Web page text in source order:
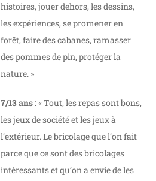
histoires, jouer dehors, les dessins,
les expériences, se promener en
forêt, faire des cabanes, ramasser
des pommes de pin, protéger la
nature. »
7/13 ans :« Tout, les repas sont bons,
les jeux de société et les jeux à
l’extérieur. Le bricolage que l’on fait
parce que ce sont des bricolages
intéressants et qu’on a envie de les